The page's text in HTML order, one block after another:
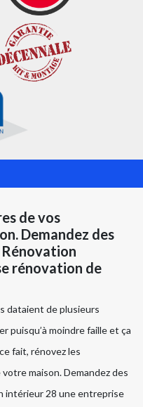
de vos
Demandez des
Rénovation
rénovation de
dataient de plusieurs
puisqu’à moindre faille et ça
fait, rénovez les
maison. Demandez des
intérieur 28 une entreprise